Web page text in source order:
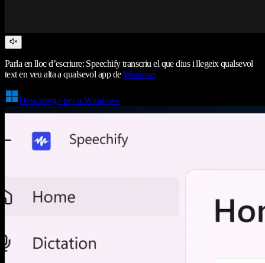
Parla en lloc d’escriure: Speechify transcriu el que dius i llegeix qualsevol
text en veu alta a qualsevol app deWindows
Descarrega per a Windows